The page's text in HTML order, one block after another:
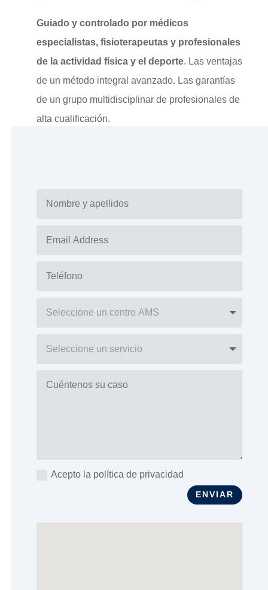
Guiado y controlado por médicos
especialistas, fisioterapeutas y profesionales
de la actividad física y el deporte. Las ventajas
de un método integral avanzado. Las garantías
de un grupo multidisciplinar de profesionales de
alta cualificación.
Acepto la política de privacidad
ENVIAR